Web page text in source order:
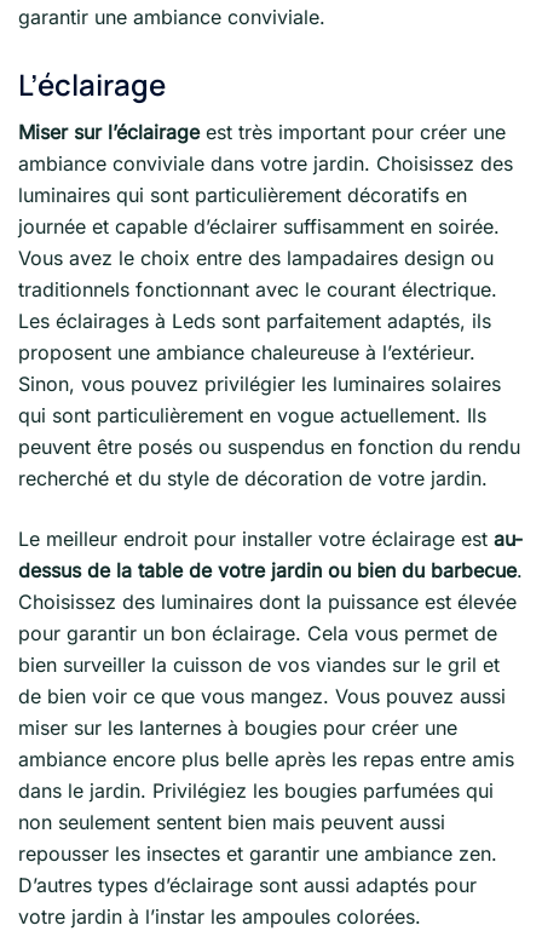
garantir une ambiance conviviale.
L’éclairage
Miser sur l’éclairageest très important pour créer une
ambiance conviviale dans votre jardin. Choisissez des
luminaires qui sont particulièrement décoratifs en
journée et capable d’éclairer suffisamment en soirée.
Vous avez le choix entre des lampadaires design ou
traditionnels fonctionnant avec le courant électrique.
Les éclairages à Leds sont parfaitement adaptés, ils
proposent une ambiance chaleureuse à l’extérieur.
Sinon, vous pouvez privilégier les luminaires solaires
qui sont particulièrement en vogue actuellement. Ils
peuvent être posés ou suspendus en fonction du rendu
recherché et du style de décoration de votre jardin.
Le meilleur endroit pour installer votre éclairage est au-
dessus de la table de votre jardin ou bien du barbecue.
Choisissez des luminaires dont la puissance est élevée
pour garantir un bon éclairage. Cela vous permet de
bien surveiller la cuisson de vos viandes sur le gril et
de bien voir ce que vous mangez. Vous pouvez aussi
miser sur les lanternes à bougies pour créer une
ambiance encore plus belle après les repas entre amis
dans le jardin. Privilégiez les bougies parfumées qui
non seulement sentent bien mais peuvent aussi
repousser les insectes et garantir une ambiance zen.
D’autres types d’éclairage sont aussi adaptés pour
votre jardin à l’instar les ampoules colorées.